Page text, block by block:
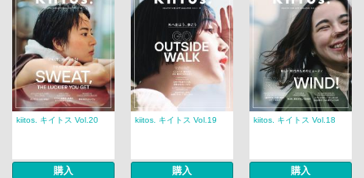
kiitos. キイトス Vol.20
購入
kiitos. キイトス Vol.19
購入
kiitos. キイトス Vol.18
購入